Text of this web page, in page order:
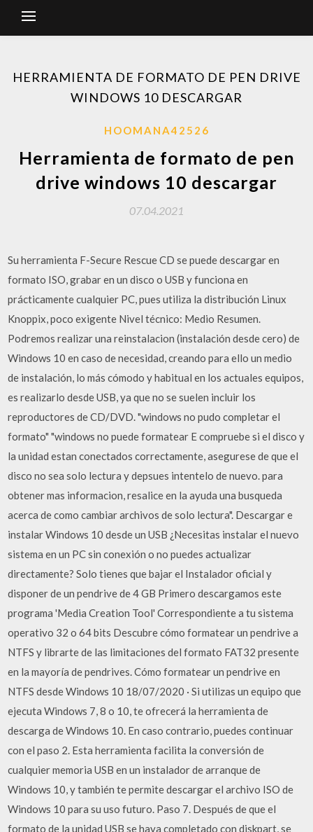
HERRAMIENTA DE FORMATO DE PEN DRIVE
WINDOWS 10 DESCARGAR
HOOMANA42526
Herramienta de formato de pen
drive windows 10 descargar
07.04.2021
Su herramienta F-Secure Rescue CD se puede descargar en
formato ISO, grabar en un disco o USB y funciona en
prácticamente cualquier PC, pues utiliza la distribución Linux
Knoppix, poco exigente Nivel técnico: Medio Resumen.
Podremos realizar una reinstalacion (instalación desde cero) de
Windows 10 en caso de necesidad, creando para ello un medio
de instalación, lo más cómodo y habitual en los actuales equipos,
es realizarlo desde USB, ya que no se suelen incluir los
reproductores de CD/DVD. "windows no pudo completar el
formato" "windows no puede formatear E compruebe si el disco y
la unidad estan conectados correctamente, asegurese de que el
disco no sea solo lectura y depsues intentelo de nuevo. para
obtener mas informacion, resalice en la ayuda una busqueda
acerca de como cambiar archivos de solo lectura". Descargar e
instalar Windows 10 desde un USB ¿Necesitas instalar el nuevo
sistema en un PC sin conexión o no puedes actualizar
directamente? Solo tienes que bajar el Instalador oficial y
disponer de un pendrive de 4 GB Primero descargamos este
programa 'Media Creation Tool' Correspondiente a tu sistema
operativo 32 o 64 bits Descubre cómo formatear un pendrive a
NTFS y librarte de las limitaciones del formato FAT32 presente
en la mayoría de pendrives. Cómo formatear un pendrive en
NTFS desde Windows 10 18/07/2020 · Si utilizas un equipo que
ejecuta Windows 7, 8 o 10, te ofrecerá la herramienta de
descarga de Windows 10. En caso contrario, puedes continuar
con el paso 2. Esta herramienta facilita la conversión de
cualquier memoria USB en un instalador de arranque de
Windows 10, y también te permite descargar el archivo ISO de
Windows 10 para su uso futuro. Paso 7. Después de que el
formato de la unidad USB se haya completado con diskpart, se